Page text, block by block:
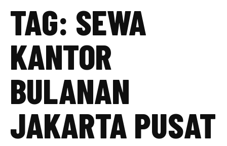
TAG: SEWA
KANTOR
BULANAN
JAKARTA PUSAT